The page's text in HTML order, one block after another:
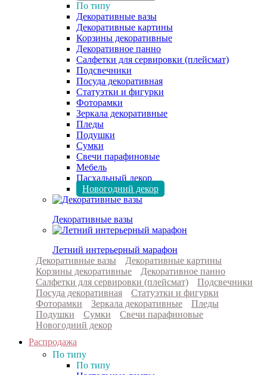
По типу
Декоративные вазы
Декоративные картины
Корзины декоративные
Декоративное панно
Салфетки для сервировки (плейсмат)
Подсвечники
Посуда декоративная
Статуэтки и фигурки
Фоторамки
Зеркала декоративные
Пледы
Подушки
Сумки
Свечи парафиновые
Мебель
Пасхальный декор
Новогодний декор
Декоративные вазы
Летний интерьерный марафон
Декоративные вазы
Декоративные картины
Корзины декоративные
Декоративное панно
Салфетки для сервировки (плейсмат)
Подсвечники
Посуда декоративная
Статуэтки и фигурки
Фоторамки
Зеркала декоративные
Пледы
Подушки
Сумки
Свечи парафиновые
Новогодний декор
Распродажа
По типу
По типу